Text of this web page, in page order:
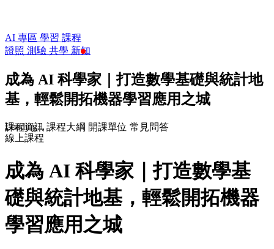
AI 專區 學習 課程
證照 測驗 共學 新知
成為 AI 科學家｜打造數學基礎與統計地
基，輕鬆開拓機器學習應用之城
課程資訊 課程大綱 開課單位 常見問答
Loading...
線上課程
成為 AI 科學家｜打造數學基
礎與統計地基，輕鬆開拓機器
學習應用之城